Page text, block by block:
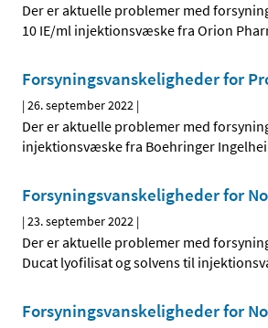
Der er aktuelle problemer med
10 IE/ml injektionsvæske fra Orion
Forsyningsvanskeligheder for
|26. september 2022 |
Der er aktuelle problemer med
injektionsvæske fra Boehringer
Forsyningsvanskeligheder for
|23. september 2022 |
Der er aktuelle problemer med
Ducat lyofilisat og solvens til
Forsyningsvanskeligheder for